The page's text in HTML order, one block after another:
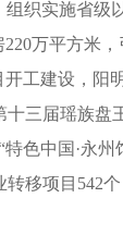
织实施省级
万平方米，
工建设，阳
三届瑶族盘
色中国·永
移项目542